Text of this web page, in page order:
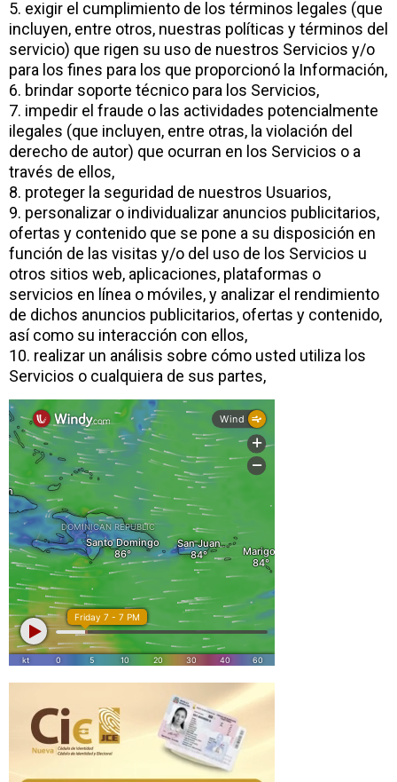
5. exigir el cumplimiento de los términos legales (que
incluyen, entre otros, nuestras políticas y términos del
servicio) que rigen su uso de nuestros Servicios y/o
para los fines para los que proporcionó la Información,
6. brindar soporte técnico para los Servicios,
7. impedir el fraude o las actividades potencialmente
ilegales (que incluyen, entre otras, la violación del
derecho de autor) que ocurran en los Servicios o a
través de ellos,
8. proteger la seguridad de nuestros Usuarios,
9. personalizar o individualizar anuncios publicitarios,
ofertas y contenido que se pone a su disposición en
función de las visitas y/o del uso de los Servicios u
otros sitios web, aplicaciones, plataformas o
servicios en línea o móviles, y analizar el rendimiento
de dichos anuncios publicitarios, ofertas y contenido,
así como su interacción con ellos,
10. realizar un análisis sobre cómo usted utiliza los
Servicios o cualquiera de sus partes,